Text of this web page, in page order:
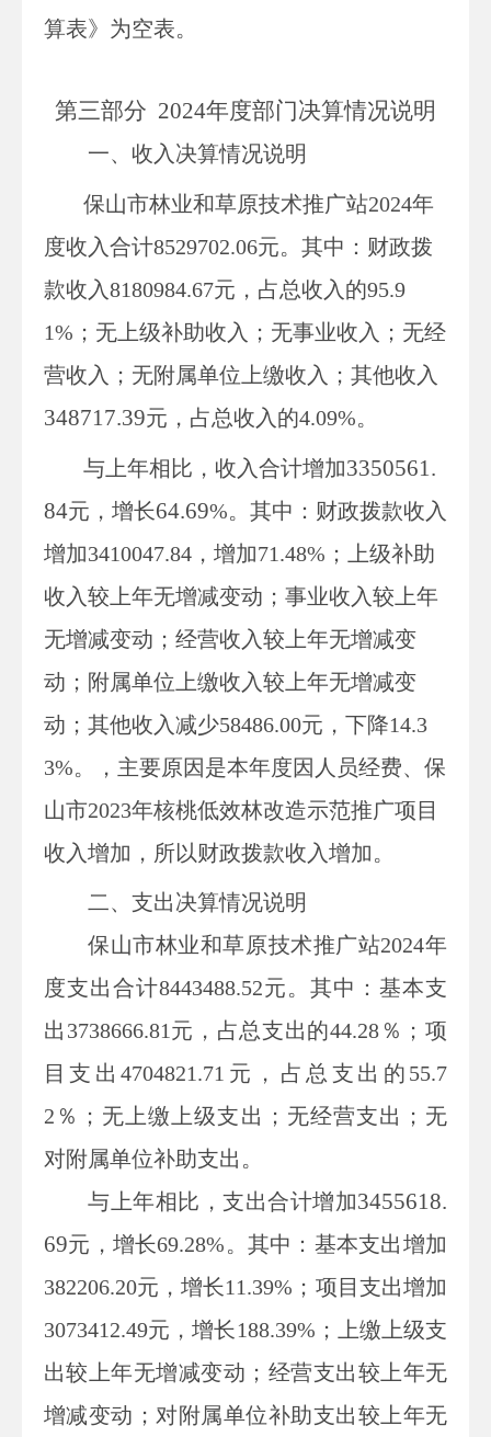
算表》为空表。
第三部分 2024年度部门决算情况说明
一、收入决算情况说明
保山市林业和草原技术推广站2024年
度收入合计8529702.06元。其中：财政拨
款收入8180984.67元 ，占总收入的95.9
1%； 无上级补助收入；无事业收入；无经
营收入；无附属单位上缴收入 ；其他收入
348717.39元 ，占总收入的4.09%。
与上年相比， 收入合计增加3350561.
84元，增长64.69%。其中： 财政拨款收入
增加3410047.84，增加71.48% ；
上级补助
收入较上年无增减变动 ；事业收入较上年
无增减变动 ；经营收入较上年无增减变
动 ；附属单位上缴收入较上年无增减变
动 ；其他收入减少58486.00元， 下降14.3
3%。 ，主要原因是本年度因人员经费、保
山市2023年核桃低效林改造示范推广项目
收入增加，所以财政拨款收入增加。
二、支出决算情况说明
保山市林业和草原技术推广站2024年
度支出合计8443488.52元。其中： 基本支
出 3738666.81 元 ，占总支出的44.28 ％；项
目支出4704821.71 元 ，占总支出的 55.7
2 ％； 无 上缴上级支出； 无经营支出； 无
对附属单位补助支出。
与上年相比，支出合计增加3455618.
69元，增长69.28%。其中： 基本支出增加
382206.20元，增长11.39% ；项目支出增加
3073412.49元，增长188.39% ；上缴上级支
出较上年无增减变动 ；经营支出较上年无
增减变动 ；对附属单位补助支出较上年无